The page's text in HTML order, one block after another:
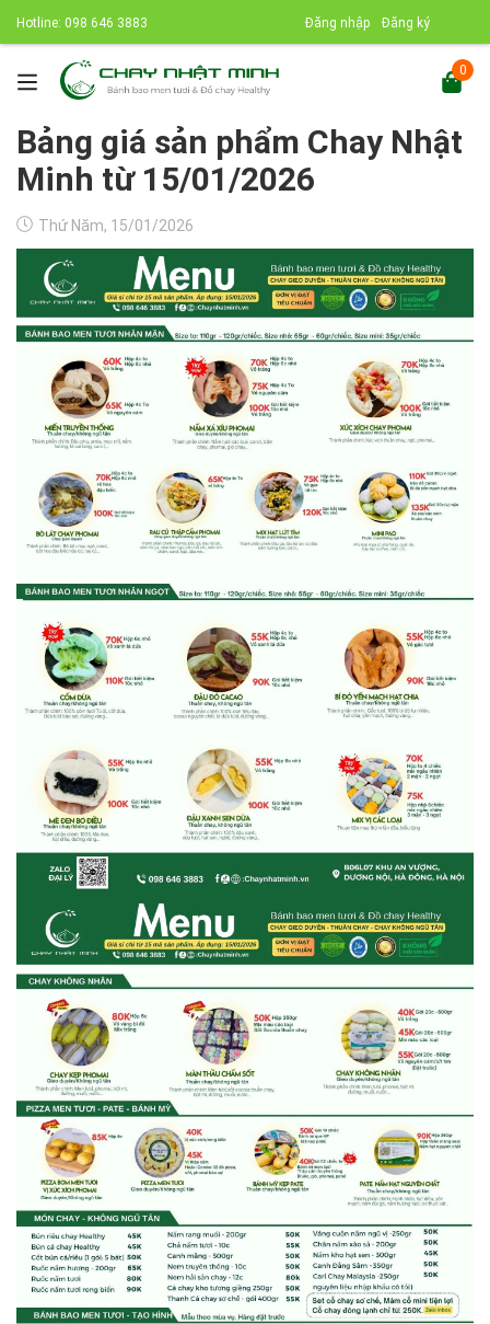
Hotline: 098 646 3883 Đăng nhập Đăng ký
0
Bảng giá sản phẩm Chay Nhật
Minh từ 15/01/2026
Thứ Năm, 15/01/2026